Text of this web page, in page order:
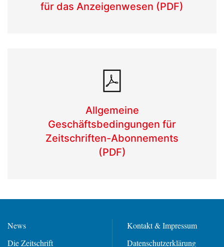
für das Anzeigenwesen (PDF)
Allgemeine
Geschäftsbedingungen für
Zeitschriften-Abonnements
(PDF)
News
Die Zeitschrift
Kontakt & Impressum
Datenschutzerklärung